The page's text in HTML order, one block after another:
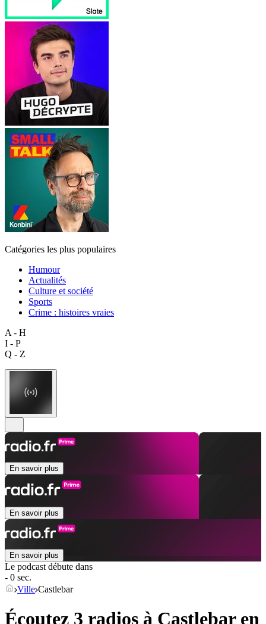
Catégories les plus populaires
Humour
Actualités
Culture et société
Sports
Crime : histoires vraies
A - H
I - P
Q - Z
En savoir plus
En savoir plus
En savoir plus
Le podcast débute dans
- 0 sec.
Ville Castlebar
Écoutez 3 radios à Castlebaren